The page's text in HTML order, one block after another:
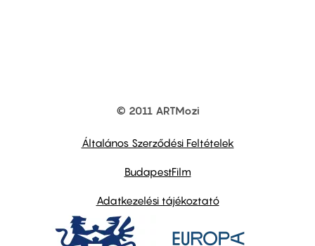
© 2011 ARTMozi
Általános Szerződési Feltételek
BudapestFilm
Adatkezelési tájékoztató